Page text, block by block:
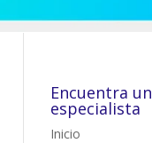
Encuentra un
especialista
Inicio